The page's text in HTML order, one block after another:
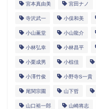
宮本真由美 宮田ナノ
寺沢武一 小俣和美
小山薫堂 小山龍介
小林弘幸 小林昌平
小栗成男 小椋佳
小澤竹俊 小野寺S一貴
尾関宗園 山下哲
山口裕一郎 山崎将志